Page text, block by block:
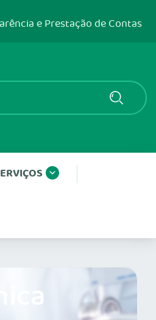
e Prestação de Contas